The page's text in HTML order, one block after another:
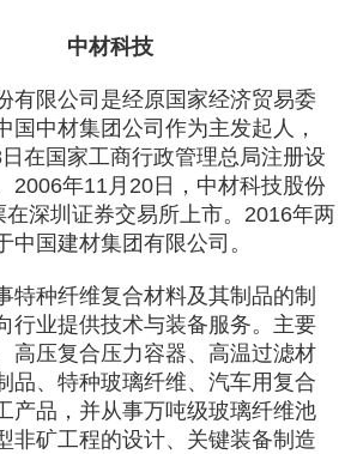
中材科技
有限公司是经原国家经济贸易委
国中材集团公司作为主发起人，
在国家工商行政管理总局注册设
2006年11月20日，中材科技股份
深圳证券交易所上市。2016年两
中国建材集团有限公司。
特种纤维复合材料及其制品的制
行业提供技术与装备服务。主要
高压复合压力容器、高温过滤材
品、特种玻璃纤维、汽车用复合
产品，并从事万吨级玻璃纤维池
非矿工程的设计、关键装备制造